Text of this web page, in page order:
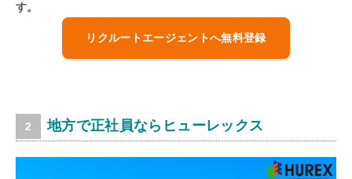
す。
リクルートエージェントへ無料登録
地方で正社員ならヒューレックス